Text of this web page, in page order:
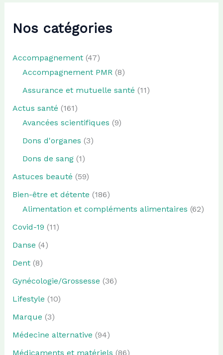
Nos catégories
Accompagnement(47)
Accompagnement PMR(8)
Assurance et mutuelle santé (11)
Actus santé (161)
Avancées scientifiques (9)
Dons d'organes (3)
Dons de sang(1)
Astuces beauté (59)
Bien-être et détente (186)
Alimentation et compléments alimentaires (62)
Covid-19 (11)
Danse (4)
Dent(8)
Gynécologie/Grossesse (36)
Lifestyle (10)
Marque (3)
Médecine alternative (94)
Médicaments et matériels (86)